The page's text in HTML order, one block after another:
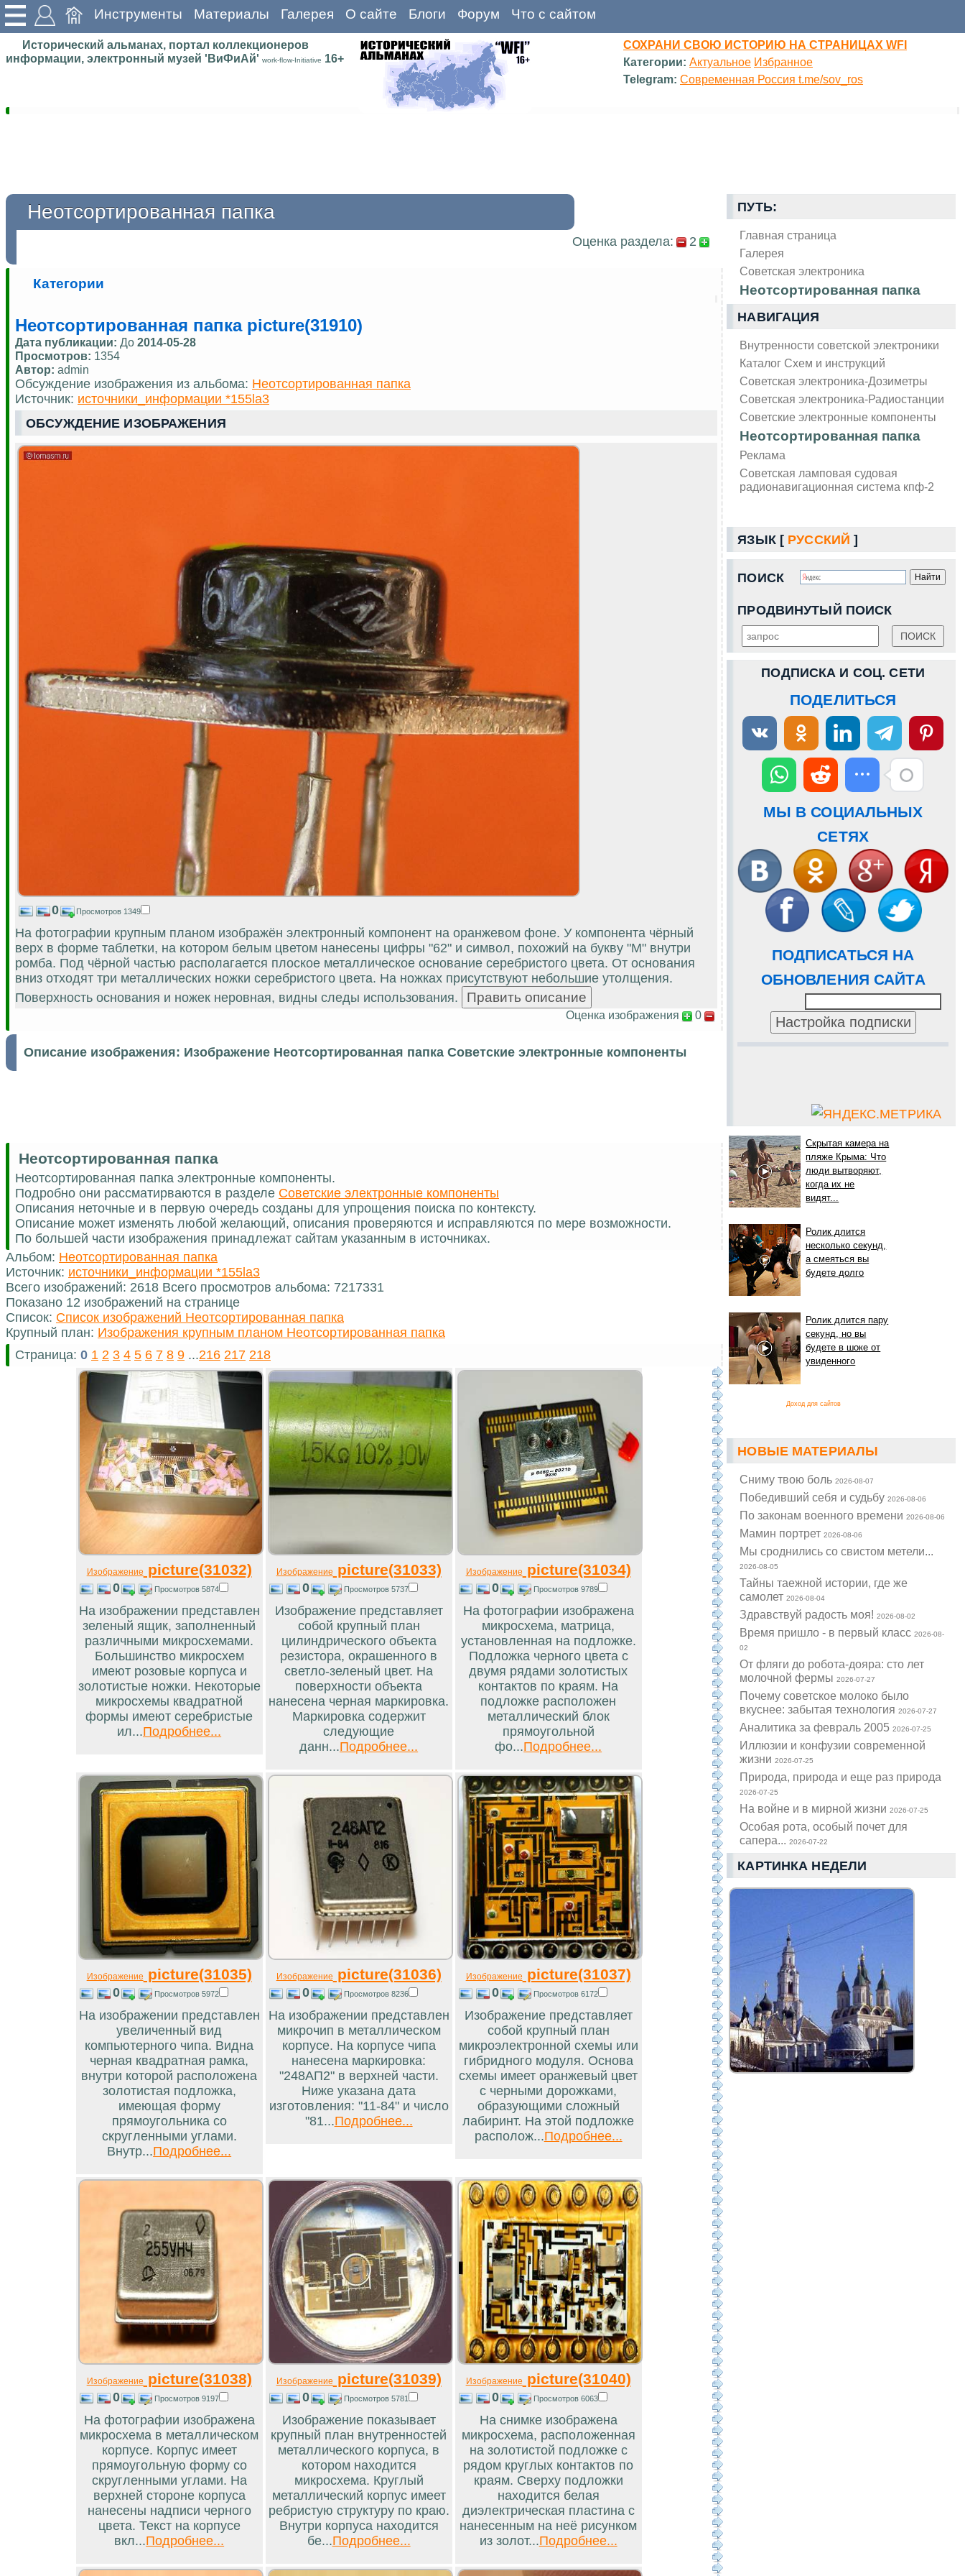
Инструменты Материалы Галерея О сайте Блоги Форум Что с сайтом
Исторический альманах, портал коллекционеров
информации, электронный музей 'ВиФиАй' work-flow-Initiative 16+
СОХРАНИ СВОЮ ИСТОРИЮ НА СТРАНИЦАХ WFI
Категории: Актуальное Избранное
Telegram: Современная Россия t.me/sov_ros
ПУТЬ:
Главная страница
Галерея
Советская электроника
Неотсортированная папка
НАВИГАЦИЯ
Внутренности советской электроники
Каталог Схем и инструкций
Советская электроника-Дозиметры
Советская электроника-Радиостанции
Советские электронные компоненты
Неотсортированная папка
Реклама
Советская ламповая судовая
радионавигационная система кпф-2
ЯЗЫК [ РУССКИЙ ]
ПОИСК
ПРОДВИНУТЫЙ ПОИСК
ПОДПИСКА И СОЦ. СЕТИ
ПОДЕЛИТЬСЯ
МЫ В СОЦИАЛЬНЫХ
СЕТЯХ
ПОДПИСАТЬСЯ НА
ОБНОВЛЕНИЯ САЙТА
Скрытая камера на
пляже Крыма: Что
люди вытворяют,
когда их не
видят...
Ролик длится
несколько секунд,
а смеяться вы
будете долго
Ролик длится пару
секунд, но вы
будете в шоке от
увиденного
Доход для сайтов
НОВЫЕ МАТЕРИАЛЫ
Cниму твою боль2026-08-07
Победивший себя и судьбу2026-08-06
По законам военного времени2026-08-06
Мамин портрет2026-08-06
Мы сроднились со свистом метели...
2026-08-05
Тайны таежной истории, где же
самолет2026-08-04
Здравствуй радость моя!2026-08-02
Время пришло - в первый класс2026-08-
02
От фляги до робота-дояра: сто лет
молочной фермы2026-07-27
Почему советское молоко было
вкуснее: забытая технология2026-07-27
Аналитика за февраль 20052026-07-25
Иллюзии и конфузии современной
жизни2026-07-25
Природа, природа и еще раз природа
2026-07-25
На войне и в мирной жизни2026-07-25
Особая рота, особый почет для
сапера...2026-07-22
КАРТИНКА НЕДЕЛИ
Неотсортированная папка
Оценка раздела: 2
Категории
Неотсортированная папка picture(31910)
Дата публикации: До 2014-05-28
Просмотров: 1354
Автор: admin
Обсуждение изображения из альбома: Неотсортированная папка
Источник: источники_информации *155la3
ОБСУЖДЕНИЕ ИЗОБРАЖЕНИЯ
0 Просмотров 1349
На фотографии крупным планом изображён электронный компонент на оранжевом фоне. У компонента чёрный
верх в форме таблетки, на котором белым цветом нанесены цифры "62" и символ, похожий на букву "М" внутри
ромба. Под чёрной частью располагается плоское металлическое основание серебристого цвета. От основания
вниз отходят три металлических ножки серебристого цвета. На ножках присутствуют небольшие утолщения.
Поверхность основания и ножек неровная, видны следы использования.
Оценка изображения 0
Описание изображения: Изображение Неотсортированная папка Советские электронные компоненты
Неотсортированная папка
Неотсортированная папка электронные компоненты.
Подробно они рассматирваются в разделе Советские электронные компоненты
Описания неточные и в первую очередь созданы для упрощения поиска по контексту.
Описание может изменять любой желающий, описания проверяются и исправляются по мере возможности.
По большей части изображения принадлежат сайтам указанным в источниках.
Альбом: Неотсортированная папка
Источник: источники_информации *155la3
Всего изображений: 2618 Всего просмотров альбома: 7217331
Показано 12 изображений на странице
Список: Список изображений Неотсортированная папка
Крупный план: Изображения крупным планом Неотсортированная папка
Страница: 0 1 2 3 4 5 6 7 8 9 ...216 217 218
Изображение picture(31032)
0 Просмотров 5874
На изображении представлен
зеленый ящик, заполненный
различными микросхемами.
Большинство микросхем
имеют розовые корпуса и
золотистые ножки. Некоторые
микросхемы квадратной
формы имеют серебристые
ил...Подробнее...
Изображение picture(31033)
0 Просмотров 5737
Изображение представляет
собой крупный план
цилиндрического объекта
резистора, окрашенного в
светло-зеленый цвет. На
поверхности объекта
нанесена черная маркировка.
Маркировка содержит
следующие
данн...Подробнее...
Изображение picture(31034)
0 Просмотров 9789
На фотографии изображена
микросхема, матрица,
установленная на подложке.
Подложка черного цвета с
двумя рядами золотистых
контактов по краям. На
подложке расположен
металлический блок
прямоугольной
фо...Подробнее...
Изображение picture(31035)
0 Просмотров 5972
На изображении представлен
увеличенный вид
компьютерного чипа. Видна
черная квадратная рамка,
внутри которой расположена
золотистая подложка,
имеющая форму
прямоугольника со
скругленными углами.
Внутр...Подробнее...
Изображение picture(31036)
0 Просмотров 8236
На изображении представлен
микрочип в металлическом
корпусе. На корпусе чипа
нанесена маркировка:
"248АП2" в верхней части.
Ниже указана дата
изготовления: "11-84" и число
"81...Подробнее...
Изображение picture(31037)
0 Просмотров 6172
Изображение представляет
собой крупный план
микроэлектронной схемы или
гибридного модуля. Основа
схемы имеет оранжевый цвет
с черными дорожками,
образующими сложный
лабиринт. На этой подложке
располож...Подробнее...
Изображение picture(31038)
0 Просмотров 9197
На фотографии изображена
микросхема в металлическом
корпусе. Корпус имеет
прямоугольную форму со
скругленными углами. На
верхней стороне корпуса
нанесены надписи черного
цвета. Текст на корпусе
вкл...Подробнее...
Изображение picture(31039)
0 Просмотров 5781
Изображение показывает
крупный план внутренностей
металлического корпуса, в
котором находится
микросхема. Круглый
металлический корпус имеет
ребристую структуру по краю.
Внутри корпуса находится
бе...Подробнее...
Изображение picture(31040)
0 Просмотров 6063
На снимке изображена
микросхема, расположенная
на золотистой подложке с
рядом круглых контактов по
краям. Сверху подложки
находится белая
диэлектрическая пластина с
нанесенным на неё рисунком
из золот...Подробнее...